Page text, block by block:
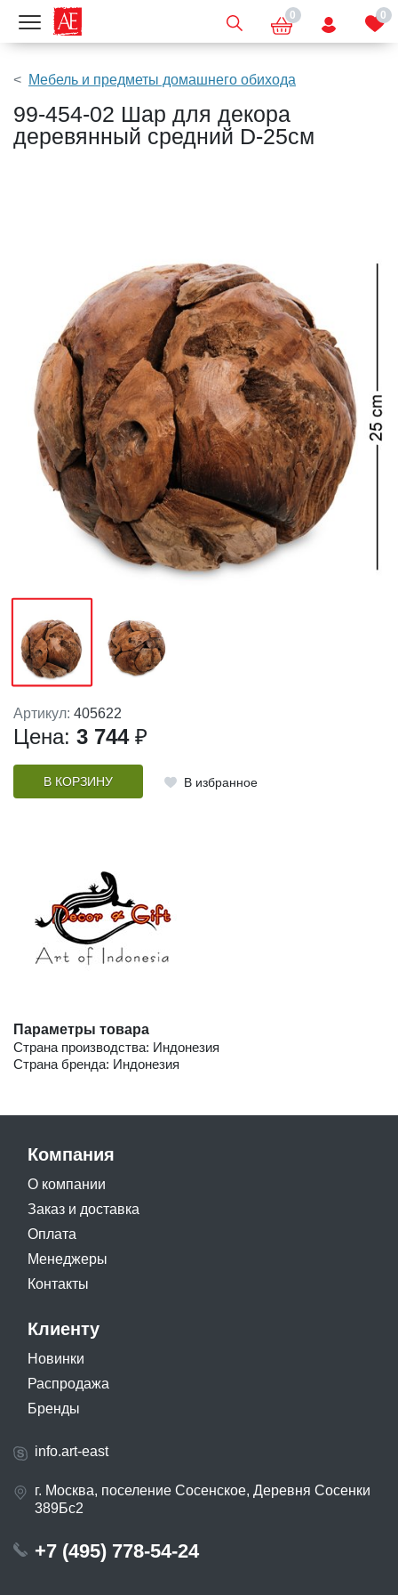
Показать меню 0 0
Мебель и предметы домашнего обихода
99-454-02 Шар для декора
деревянный средний D-25см
Артикул: 405622
Цена: 3 744 ₽
В КОРЗИНУ В избранное
Параметры товара
Страна производства: Индонезия
Страна бренда: Индонезия
Компания
О компании
Заказ и доставка
Оплата
Менеджеры
Контакты
Клиенту
Новинки
Распродажа
Бренды
info.art-east
г. Москва, поселение Сосенское, Деревня Сосенки
389Бс2
+7 (495) 778-54-24